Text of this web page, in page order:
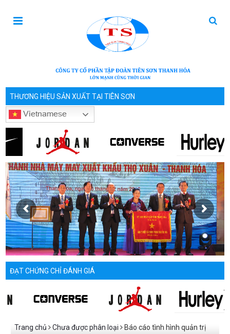
THƯƠNG HIỆU SẢN XUẤT TẠI TIÊN SƠN
Vietnamese
ĐẠT CHỨNG CHỈ ĐÁNH GIÁ
Trang chủ Chưa được phân loại Báo cáo tình hình quản trị